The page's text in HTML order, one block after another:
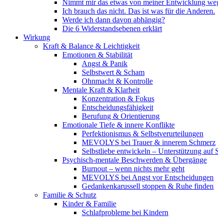
Nimmt mir das etwas von meiner Entwicklung
Ich brauch das nicht. Das ist was für die Anderen.
Werde ich dann davon abhängig?
Die 6 Widerstandsebenen erklärt
Wirkung
Kraft & Balance & Leichtigkeit
Emotionen & Stabilität
Angst & Panik
Selbstwert & Scham
Ohnmacht & Kontrolle
Mentale Kraft & Klarheit
Konzentration & Fokus
Entscheidungsfähigkeit
Berufung & Orientierung
Emotionale Tiefe & innere Konflikte
Perfektionismus & Selbstverurteilungen
MEVOLYS bei Trauer & innerem Schmerz
Selbstliebe entwickeln – Unterstützung auf
Psychisch-mentale Beschwerden & Übergänge
Burnout – wenn nichts mehr geht
MEVOLYS bei Angst vor Entscheidungen
Gedankenkarussell stoppen & Ruhe finden
Familie & Schutz
Kinder & Familie
Schlafprobleme bei Kindern